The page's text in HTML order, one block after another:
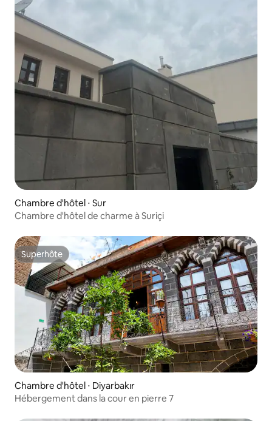
Chambre d'hôtel ⋅ Sur
Chambre d'hôtel de charme à Suriçi
Superhôte
Superhôte
Chambre d'hôtel ⋅ Diyarbakır
Hébergement dans la cour en pierre 7